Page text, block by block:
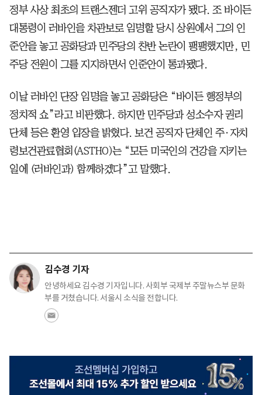
정부 사상 최초의 트랜스젠더 고위 공직자가 됐다. 조 바이든
대통령이 러바인을 차관보로 임명할 당시 상원에서 그의 인
준안을 놓고 공화당과 민주당의 찬반 논란이 팽팽했지만, 민
주당 전원이 그를 지지하면서 인준안이 통과됐다.
이날 러바인 단장 임명을 놓고 공화당은 “바이든 행정부의
정치적 쇼”라고 비판했다. 하지만 민주당과 성소수자 권리
단체 등은 환영 입장을 밝혔다. 보건 공직자 단체인 주·자치
령보건관료협회(ASTHO)는 “모든 미국인의 건강을 지키는
일에 (러바인과) 함께하겠다”고 말했다.
김수경 기자
안녕하세요 김수경 기자입니다. 사회부 국제부 주말뉴스부 문화
부를 거쳤습니다. 서울시 소식을 전합니다.